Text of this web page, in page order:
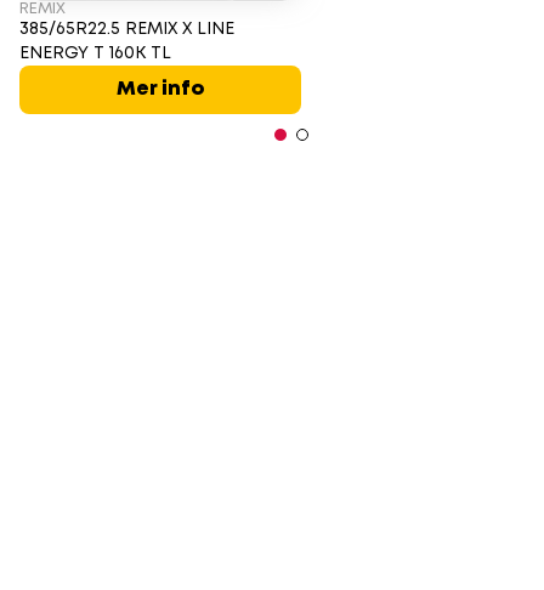
REMIX
385/65R22.5 REMIX X LINE
ENERGY T 160K TL
Mer info